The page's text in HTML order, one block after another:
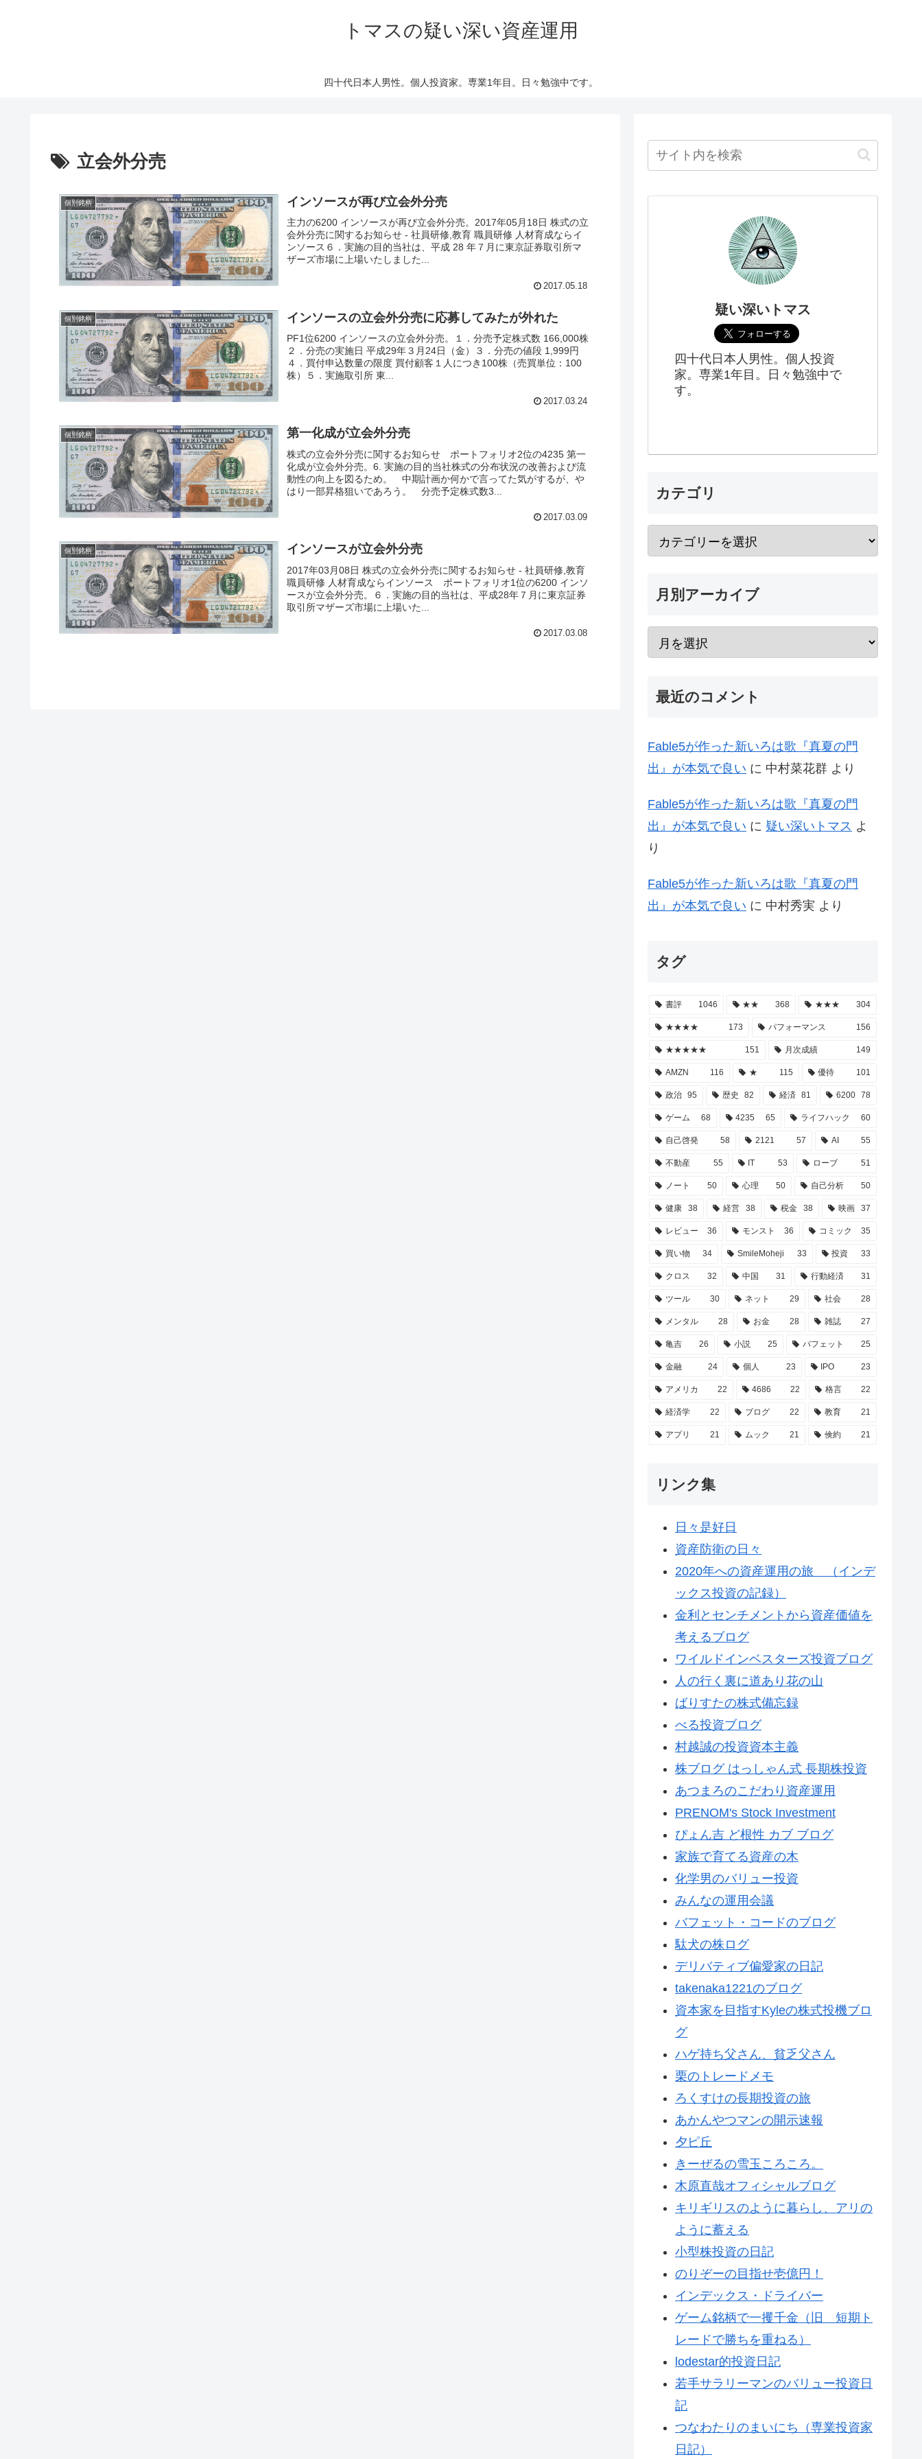
トマスの疑い深い資産運用
四十代日本人男性。個人投資家。専業1年目。日々勉強中です。
立会外分売
個別銘柄 インソースが再び立会外分売
主力の6200 インソースが再び立会外分売。2017年05月18日 株式の立
会外分売に関するお知らせ - 社員研修,教育 職員研修 人材育成ならイ
ンソース６．実施の目的当社は、平成 28 年７月に東京証券取引所マ
ザーズ市場に上場いたしました...
2017.05.18
個別銘柄 インソースの立会外分売に応募してみたが外れた
PF1位6200 インソースの立会外分売。１．分売予定株式数 166,000株
２．分売の実施日 平成29年３月24日（金）３．分売の値段 1,999円
４．買付申込数量の限度 買付顧客１人につき100株（売買単位：100
株）５．実施取引所 東...
2017.03.24
個別銘柄 第一化成が立会外分売
株式の立会外分売に関するお知らせ ポートフォリオ2位の4235 第一
化成が立会外分売。6. 実施の目的当社株式の分布状況の改善および流
動性の向上を図るため。 中期計画か何かで言ってた気がするが、や
はり一部昇格狙いであろう。 分売予定株式数3...
2017.03.09
個別銘柄 インソースが立会外分売
2017年03月08日 株式の立会外分売に関するお知らせ - 社員研修,教育
職員研修 人材育成ならインソース ポートフォリオ1位の6200 インソ
ースが立会外分売。６．実施の目的当社は、平成28年７月に東京証券
取引所マザーズ市場に上場いた...
2017.03.08
疑い深いトマス
四十代日本人男性。個人投資
家。専業1年目。日々勉強中で
す。
カテゴリ
月別アーカイブ
最近のコメント
Fable5が作った新いろは歌『真夏の門
出』が本気で良い に 中村菜花群 より
Fable5が作った新いろは歌『真夏の門
出』が本気で良い に 疑い深いトマス よ
り
Fable5が作った新いろは歌『真夏の門
出』が本気で良い に 中村秀実 より
タグ
書評 1046 ★★ 368 ★★★ 304
★★★★ 173 パフォーマンス 156
★★★★★ 151 月次成績 149
AMZN 116 ★ 115 優待 101
政治 95 歴史 82 経済 81 6200 78
ゲーム 68 4235 65 ライフハック 60
自己啓発 58 2121 57 AI 55
不動産 55 IT 53 ローブ 51
ノート 50 心理 50 自己分析 50
健康 38 経営 38 税金 38 映画 37
レビュー 36 モンスト 36 コミック 35
買い物 34 SmileMoheji 33 投資 33
クロス 32 中国 31 行動経済 31
ツール 30 ネット 29 社会 28
メンタル 28 お金 28 雑誌 27
亀吉 26 小説 25 バフェット 25
金融 24 個人 23 IPO 23
アメリカ 22 4686 22 格言 22
経済学 22 ブログ 22 教育 21
アプリ 21 ムック 21 倹約 21
リンク集
日々是好日
資産防衛の日々
2020年への資産運用の旅 （インデ
ックス投資の記録）
金利とセンチメントから資産価値を
考えるブログ
ワイルドインベスターズ投資ブログ
人の行く裏に道あり花の山
ばりすたの株式備忘録
べる投資ブログ
村越誠の投資資本主義
株ブログ はっしゃん式 長期株投資
あつまろのこだわり資産運用
PRENOM's Stock Investment
ぴょん吉 ど根性 カブ ブログ
家族で育てる資産の木
化学男のバリュー投資
みんなの運用会議
バフェット・コードのブログ
駄犬の株ログ
デリバティブ偏愛家の日記
takenaka1221のブログ
資本家を目指すKyleの株式投機ブロ
グ
ハゲ持ち父さん、貧乏父さん
栗のトレードメモ
ろくすけの長期投資の旅
あかんやつマンの開示速報
夕ピ丘
きーぜるの雪玉ころころ。
木原直哉オフィシャルブログ
キリギリスのように暮らし、アリの
ように蓄える
小型株投資の日記
のりぞーの目指せ壱億円！
インデックス・ドライバー
ゲーム銘柄で一攫千金（旧 短期ト
レードで勝ちを重ねる）
lodestar的投資日記
若手サラリーマンのバリュー投資日
記
つなわたりのまいにち（専業投資家
日記）